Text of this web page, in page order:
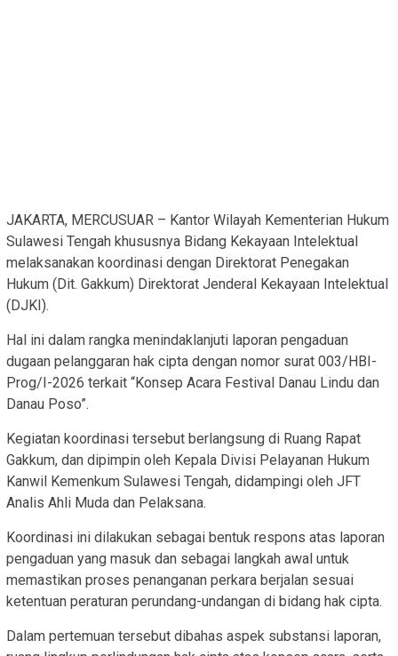
JAKARTA, MERCUSUAR – Kantor Wilayah Kementerian Hukum
Sulawesi Tengah khususnya Bidang Kekayaan Intelektual
melaksanakan koordinasi dengan Direktorat Penegakan
Hukum (Dit. Gakkum) Direktorat Jenderal Kekayaan Intelektual
(DJKI).
Hal ini dalam rangka menindaklanjuti laporan pengaduan
dugaan pelanggaran hak cipta dengan nomor surat 003/HBI-
Prog/I-2026 terkait “Konsep Acara Festival Danau Lindu dan
Danau Poso”.
Kegiatan koordinasi tersebut berlangsung di Ruang Rapat
Gakkum, dan dipimpin oleh Kepala Divisi Pelayanan Hukum
Kanwil Kemenkum Sulawesi Tengah, didampingi oleh JFT
Analis Ahli Muda dan Pelaksana.
Koordinasi ini dilakukan sebagai bentuk respons atas laporan
pengaduan yang masuk dan sebagai langkah awal untuk
memastikan proses penanganan perkara berjalan sesuai
ketentuan peraturan perundang-undangan di bidang hak cipta.
Dalam pertemuan tersebut dibahas aspek substansi laporan,